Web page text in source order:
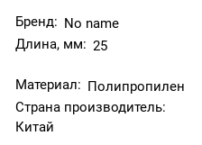
Бренд: No name
Длина, мм: 25
Материал: Полипропилен
Страна производитель:
Китай